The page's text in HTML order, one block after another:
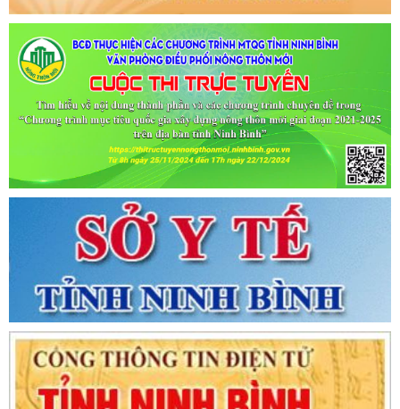
Tên:(CẬP NHẬT DANH SÁCH CÁC ĐỊA ĐIỂM NGUY CƠ CẦN
KHAI BÁO Y TẾ THEO THÔNG BÁO KHẨN CỦA BỘ Y TẾ)
Ngày ban hành: (02/07/2021) -Ngày hiệu lực: (02/07/2021)